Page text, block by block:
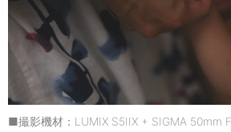
■撮影機材：LUMIX S5IIX + SIGMA 50mm